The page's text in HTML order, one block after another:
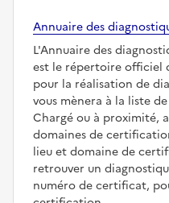
Annuaire des
L'Annuaire des
est le répertoire officiel
pour la réalisation de
vous mènera à la liste
Chargé ou à proximité,
domaines de
lieu et domaine de
retrouver un
numéro de certificat,